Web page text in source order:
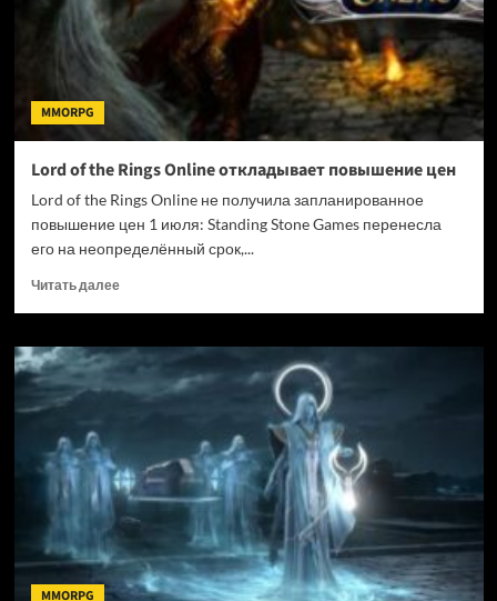
с
публикацией
нового
трейлера
MMORPG
Lord of the Rings Online откладывает повышение цен
Lord of the Rings Online не получила запланированное
повышение цен 1 июля: Standing Stone Games перенесла
его на неопределённый срок,...
Читать далееПрочитать
Lord
the
откладывает
повышение
цен
MMORPG